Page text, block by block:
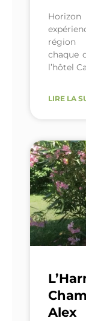
Horizon
région
chaque
l’hôtel
LIRE LA